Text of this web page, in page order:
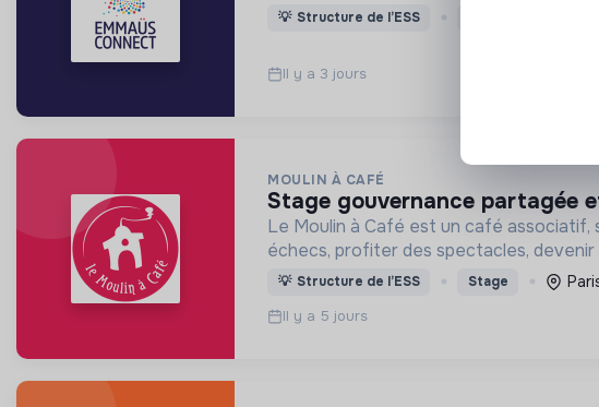
💡 Structure de l’ESS
Il y a 3 jours
MOULIN À CAFÉ
stage gouvernance partagée
Le Moulin à Café est un café
échecs, profiter des spectacles,
💡 Structure de l’ESS Stage
Il y a 5 jours